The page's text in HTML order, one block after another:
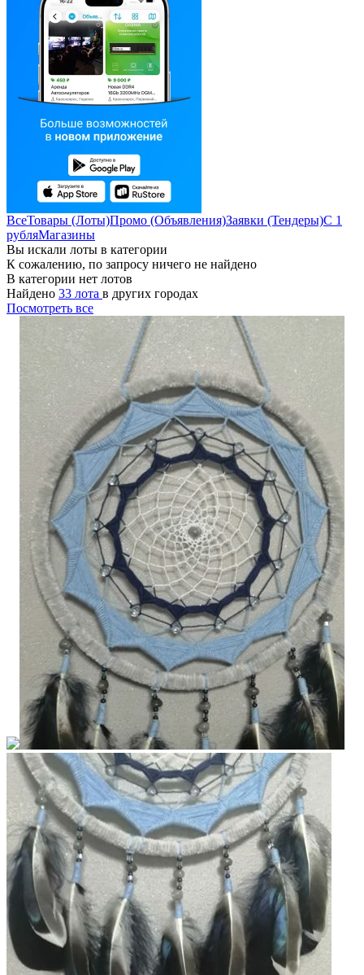
ВсеТовары (Лоты)Промо (Объявления)Заявки (Тендеры)С 1
рубляМагазины
Вы искали лоты в категории
К сожалению, по запросу ничего не найдено
В категории нет лотов
Найдено 33 лота в других городах
Посмотреть все